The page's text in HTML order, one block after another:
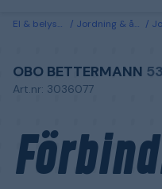
El & belysning Jordning & åskskydd
OBO BETTERMANN
Art.nr: 3036077